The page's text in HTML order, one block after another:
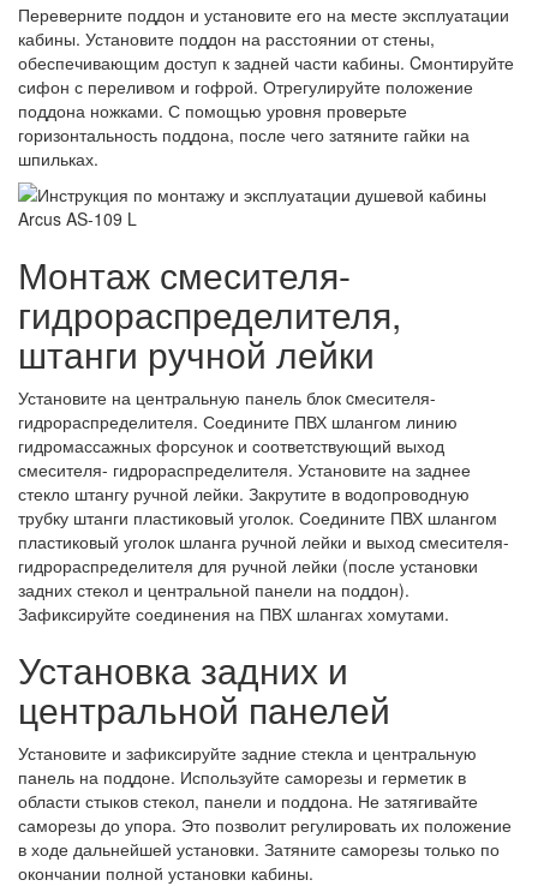
Переверните поддон и установите его на месте эксплуатации
кабины. Установите поддон на расстоянии от стены,
обеспечивающим доступ к задней части кабины. Cмонтируйте
сифон с переливом и гофрой. Отрегулируйте положение
поддона ножками. С помощью уровня проверьте
горизонтальность поддона, после чего затяните гайки на
шпильках.
Монтаж смесителя-
гидрораспределителя,
штанги ручной лейки
Установите на центральную панель блок cмесителя-
гидрораспределителя. Соедините ПВХ шлангом линию
гидромассажных форсунок и соответствующий выход
смесителя- гидрораспределителя. Установите на заднее
стекло штангу ручной лейки. Закрутите в водопроводную
трубку штанги пластиковый уголок. Соедините ПВХ шлангом
пластиковый уголок шланга ручной лейки и выход смесителя-
гидрораспределителя для ручной лейки (после установки
задних стекол и центральной панели на поддон).
Зафиксируйте соединения на ПВХ шлангах хомутами.
Установка задних и
центральной панелей
Установите и зафиксируйте задние стекла и центральную
панель на поддоне. Используйте саморезы и герметик в
области стыков стекол, панели и поддона. Не затягивайте
саморезы до упора. Это позволит регулировать их положение
в ходе дальнейшей установки. Затяните саморезы только по
окончании полной установки кабины.